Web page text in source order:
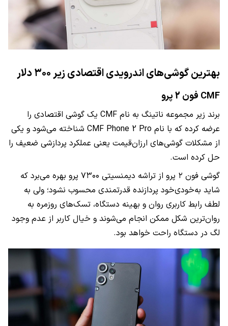
بهترین گوشی‌های اندرویدی اقتصادی زیر ۳۰۰ دلار
CMF فون 2 پرو
برند زیر مجموعه ناتینگ به نام CMF یک گوشی اقتصادی را
عرضه کرده که با نام CMF Phone 2 Pro شناخته می‌شود و یکی
از مشکلات گوشی‌های ارزان‌قیمت یعنی عملکرد پردازشی ضعیف را
حل کرده است.
گوشی فون ۲ پرو از تراشه دیمنسیتی ۷۳۰۰ پرو بهره می‌برد که
شاید به‌خود‌ی‌خود پردازنده قدرتمندی محسوب نشود؛ ولی به
لطف رابط کاربری روان و بهینه دستگاه، تسک‌ها‌ی روزمره به
روان‌ترین شکل ممکن انجام می‌شوند و خیال کاربر از عدم وجود
لگ‌ در دستگاه راحت خواهد بود.